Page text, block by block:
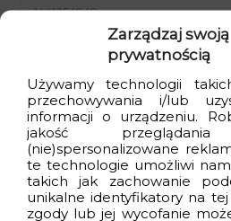
Zarządzaj swoją
prywatnością
Używamy technologii
przechowywania i/lub
informacji o urządzeniu.
jakość
(nie)spersonalizowane
te technologie umożliwi
takich jak zachowanie
unikalne identyfikatory na
zgody lub jej wycofanie
Wpisz numer produktu, dla
0.00ZŁ
CENA STANDARDOWA
Najniższa cena promocyjna z ostatnich
Skorzystaj z kodu: DARMOWA